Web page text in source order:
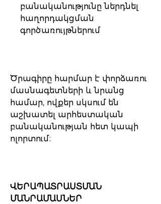
բանականությունը ներդնել
հաղորդակցման
գործառույթներում
Ծրագիրը հարմար է փորձառու
մասնագետների և նրանց
համար, ովքեր սկսում են
աշխատել արհեստական
բանականության հետ կապի
ոլորտում։
ՎԵՐԱՊԱՏՐԱՍՏՄԱՆ
ՄԱՆՐԱՄԱՍՆԵՐ